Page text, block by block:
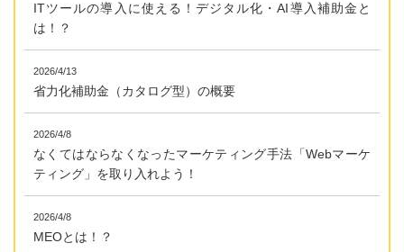
ITツールの導入に使える！デジタル化・AI導入補助金と
は！？
2026/4/13
省力化補助金（カタログ型）の概要
2026/4/8
なくてはならなくなったマーケティング手法「Webマーケ
ティング」を取り入れよう！
2026/4/8
MEOとは！？